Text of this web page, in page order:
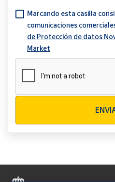
Marcando esta casilla
comunicaciones
de Protección de datos
Market